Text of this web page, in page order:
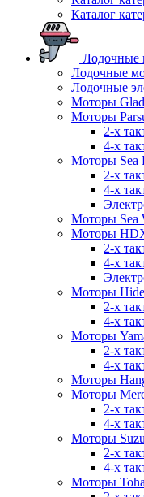
Каталог
Лодочные
Лодочные
Лодочные
Моторы
Моторы
2-х
4-х
Моторы Sea
2-х
4-х
Моторы Sea
Моторы
2-х
4-х
Моторы
2-х
4-х
Моторы
2-х
4-х
Моторы
Моторы
2-х
4-х
Моторы
2-х
4-х
Моторы